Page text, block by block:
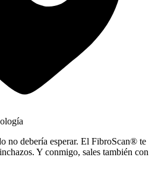
no debería esperar. El FibroScan® te
Y conmigo, sales también con